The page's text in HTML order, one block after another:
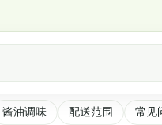
酱油调味 配送范围 常见